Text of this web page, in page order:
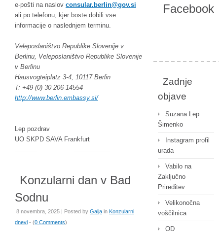
e-pošti na naslov
is.vo
g@nil
reb.r
alusn
oc
ali po telefonu, kjer boste dobili vse
informacije o naslednjem terminu.
Veleposlaništvo Republike Slovenije v
Berlinu, Veleposlaništvo Republike Slovenije
v Berlinu
Hausvogteiplatz 3-4, 10117 Berlin
T: +49 (0) 30 206 14554
http://www.berlin.embassy.si/
Lep pozdrav
UO SKPD SAVA Frankfurt
Konzularni dan v Bad
Sodnu
8 novembra, 2025 | Posted by Galja in Konzularni
dnevi - (0 Comments)
Facebook
Zadnje
objave
Suzana Lep
Šimenko
Instagram profil
urada
Vabilo na
Zaključno
Prireditev
Velikonočna
voščilnica
OD